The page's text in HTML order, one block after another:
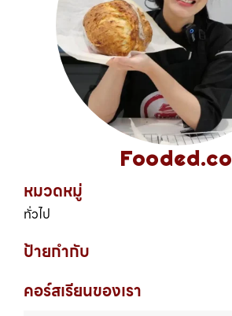
Fooded.co
หมวดหมู่
ทั่วไป
ป้ายกำกับ
คอร์สเรียนของเรา